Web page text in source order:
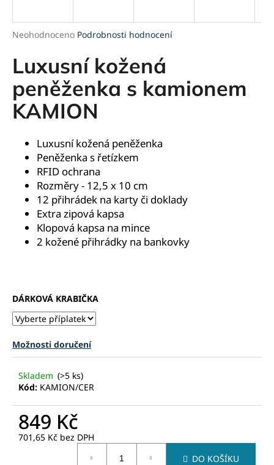
Průměrné
produktu
je
5
hvězdiček.
Neohodnoceno Podrobnosti hodnocení
Luxusní kožená
peněženka s kamionem
KAMION
Luxusní kožená peněženka
Peněženka s řetízkem
RFID ochrana
Rozměry - 12,5 x 10 cm
12 přihrádek na karty či doklady
Extra zipová kapsa
Klopová kapsa na mince
2 kožené přihrádky na bankovky
DÁRKOVÁ KRABIČKA
Možnosti doručení
Skladem (>5 ks)
Kód: KAMION/CER
849 Kč
701,65 Kč bez DPH
DO KOŠÍKU
j
t
?
HLEDAT
j
e
m
e